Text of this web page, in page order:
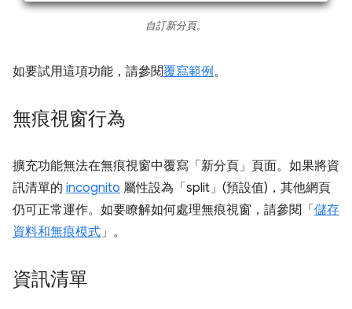
自訂新分頁。
如要試用這項功能，請參閱覆寫範例。
無痕視窗行為
擴充功能無法在無痕視窗中覆寫「新分頁」頁面。如果將資
訊清單的 incognito 屬性設為「split」(預設值)，其他網頁
仍可正常運作。如要瞭解如何處理無痕視窗，請參閱「儲存
資料和無痕模式 」。
資訊清單